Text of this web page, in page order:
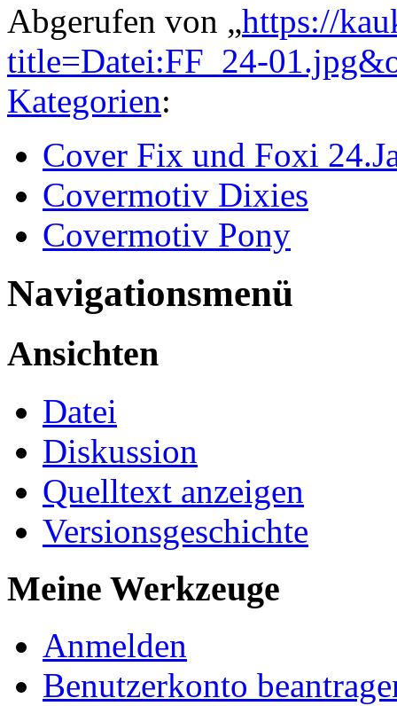
Abgerufen von „https://
title=Datei:FF_24-
Kategorien:
Cover Fix und Foxi
Covermotiv Dixies
Covermotiv Pony
Navigationsmenü
Ansichten
Datei
Diskussion
Quelltext anzeigen
Versionsgeschichte
Meine Werkzeuge
Anmelden
Benutzerkonto